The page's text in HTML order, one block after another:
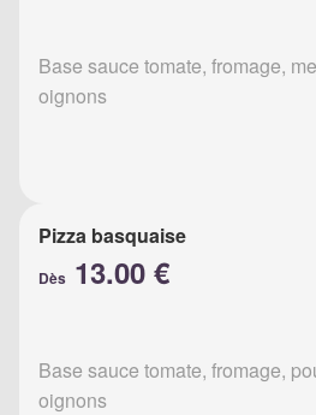
Base sauce tomate, fromage,
oignons
Pizza basquaise
Dès 13.00 €
Base sauce tomate, fromage,
oignons